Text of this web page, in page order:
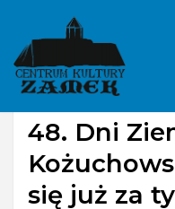
content
Bez kategorii
48. Dni
się już za